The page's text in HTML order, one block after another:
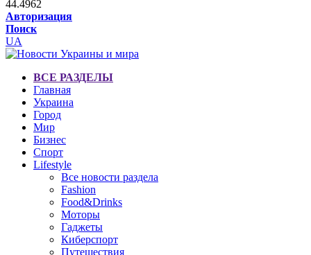
44.4962
Авторизация
Поиск
UA
ВСЕ РАЗДЕЛЫ
Главная
Украина
Город
Мир
Бизнес
Спорт
Lifestyle
Все новости раздела
Fashion
Food&Drinks
Моторы
Гаджеты
Киберспорт
Путешествия